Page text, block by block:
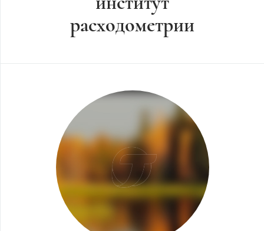
расходометрии